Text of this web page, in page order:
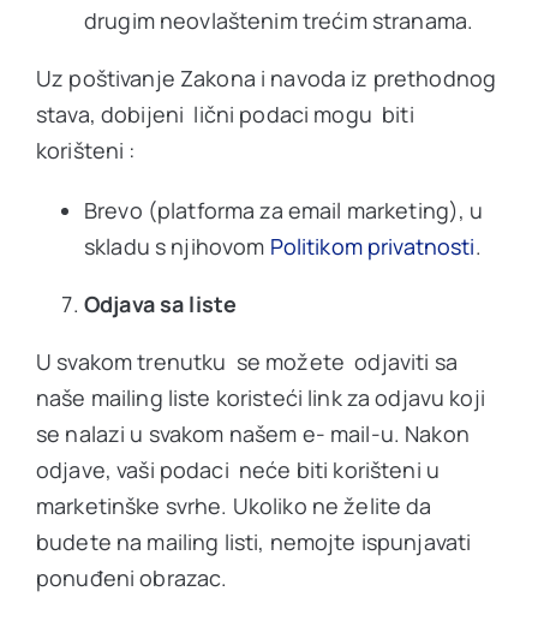
drugim neovlaštenim trećim stranama.
Uz poštivanje Zakona i navoda iz prethodnog
stava, dobijeni lični podaci mogu biti
korišteni :
Brevo (platforma za email marketing), u
skladu s njihovom Politikom privatnosti.
Odjava sa liste
U svakom trenutku se možete odjaviti sa
naše mailing liste koristeći link za odjavu koji
se nalazi u svakom našem e- mail-u. Nakon
odjave, vaši podaci neće biti korišteni u
marketinške svrhe. Ukoliko ne želite da
budete na mailing listi, nemojte ispunjavati
ponuđeni obrazac.